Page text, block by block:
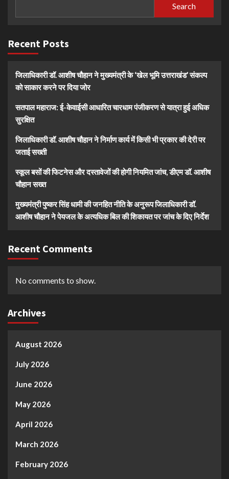
Search
Recent Posts
जिलाधिकारी डॉ. आशीष चौहान ने मुख्यमंत्री के ‘खेल भूमि उत्तराखंड’ संकल्प
को साकार करने पर दिया जोर
सतपाल महाराज: ई-केवाईसी आधारित चारधाम पंजीकरण से यात्रा हुई अधिक
सुरक्षित
जिलाधिकारी डॉ. आशीष चौहान ने निर्माण कार्य में किसी भी प्रकार की देरी पर
जताई सख्ती
स्कूल बसों की फिटनेस और दस्तावेजों की होगी नियमित जांच, डीएम डॉ. आशीष
चौहान सख्त
मुख्यमंत्री पुष्कर सिंह धामी की जनहित नीति के अनुरूप जिलाधिकारी डॉ.
आशीष चौहान ने पेयजल के अत्यधिक बिल की शिकायत पर जांच के दिए निर्देश
Recent Comments
No comments to show.
Archives
August 2026
July 2026
June 2026
May 2026
April 2026
March 2026
February 2026